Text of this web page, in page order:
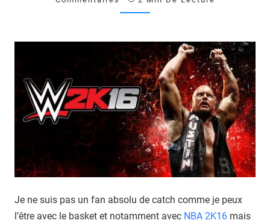
>
Je ne suis pas un fan absolu de catch comme je peux
l’être avec le basket et notamment avec NBA 2K16 mais